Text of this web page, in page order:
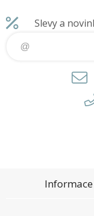
Slevy a